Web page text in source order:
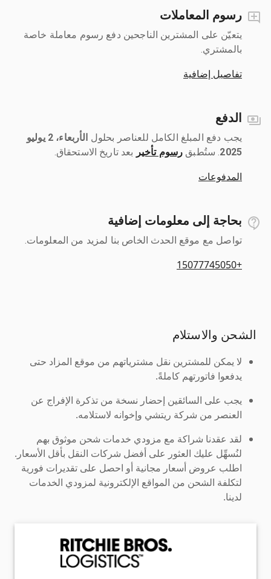
رسوم المعاملات
يتعيّن على المشترين الناجحين دفع رسوم معاملة خاصة
بالمشتري.
تفاصيل إضافية
الدفع
يجب دفع المبلغ الكامل للعناصر بحلول ‎
الأربعاء، 2 يوليو
2025
رسوم تأخير بعد تاريخ الاستحقاق.
المدفوعات
بحاجة إلى معلومات إضافية
تواصل مع موقع الحدث الخاص بنا لمزيد من المعلومات.
+15077745050
الشحن والاستلام
لا يمكن للمشترين نقل مشترياتهم من موقع المزاد حتى
يدفعوا فاتورتهم كاملةً.
يجب على السائقين إحضار نسخة من تذكرة الإفراج عن
العنصر من شركة ريتشي وإخوانه لاستلامه.
لقد عقدنا شراكة مع مزودي خدمات شحن موثوق بهم
لنُسهِّل عليك العثور على أفضل شركات النقل بأقل الأسعار.
اطلب عروض أسعار مجانية أو احصل على تقديرات فورية
لتكلفة الشحن من المواقع الإلكترونية لمزودي الخدمات
لدينا.